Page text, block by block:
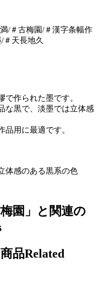
/＃古梅園/＃漢字条幅作
天長地久
で作られた墨です。
な黒で、淡墨では立体感
用に最適です。
体感のある黒系の色
梅園」と関連の
品Related